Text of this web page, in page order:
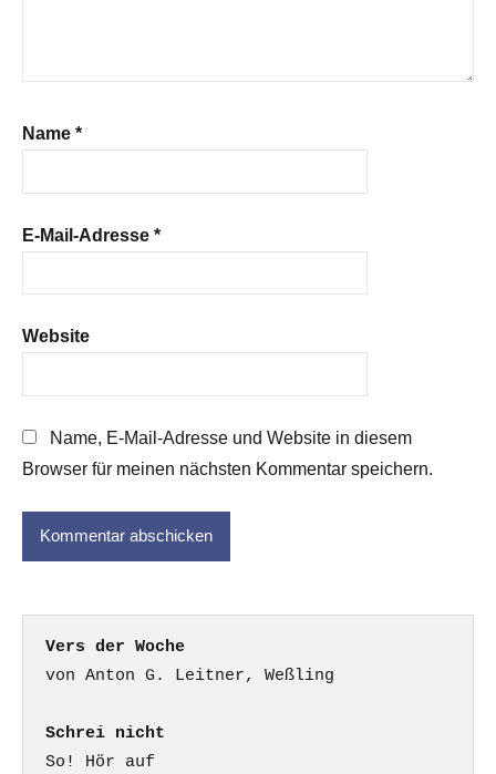
Name *
E-Mail-Adresse *
Website
Name, E-Mail-Adresse und Website in diesem
Browser für meinen nächsten Kommentar speichern.
Vers der Woche
Schrei nicht
So! Hör auf